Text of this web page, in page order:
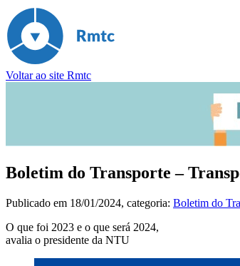
Voltar ao site Rmtc
Boletim do Transporte –
Publicado em 18/01/2024, categoria: Boletim do
O que foi 2023 e o que será 2024,
avalia o presidente da NTU